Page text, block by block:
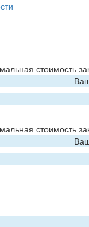
стоимость
стоимость